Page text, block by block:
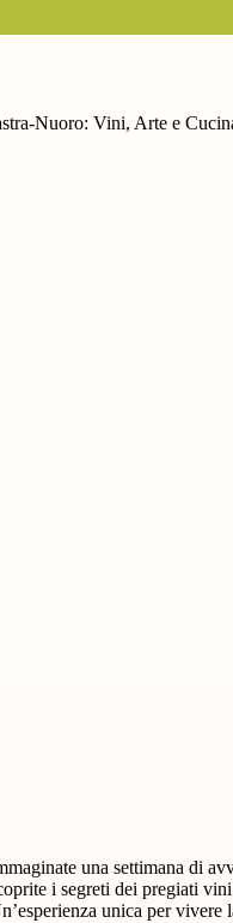
una settimana di
i segreti dei pregiati
unica per vivere